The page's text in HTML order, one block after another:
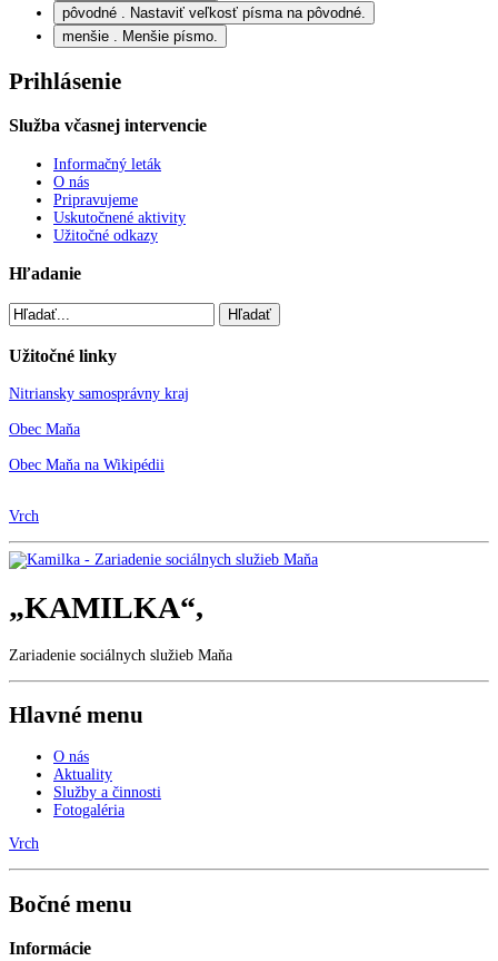
pôvodné . Nastaviť veľkosť písma na pôvodné.
menšie . Menšie písmo.
Prihlásenie
Služba včasnej intervencie
Informačný leták
O nás
Pripravujeme
Uskutočnené aktivity
Užitočné odkazy
Hľadanie
Hľadať
Užitočné linky
Nitriansky samosprávny kraj
Obec Maňa
Obec Maňa na Wikipédii
Vrch
„KAMILKA“,
Zariadenie sociálnych služieb Maňa
Hlavné menu
O nás
Aktuality
Služby a činnosti
Fotogaléria
Vrch
Bočné menu
Informácie